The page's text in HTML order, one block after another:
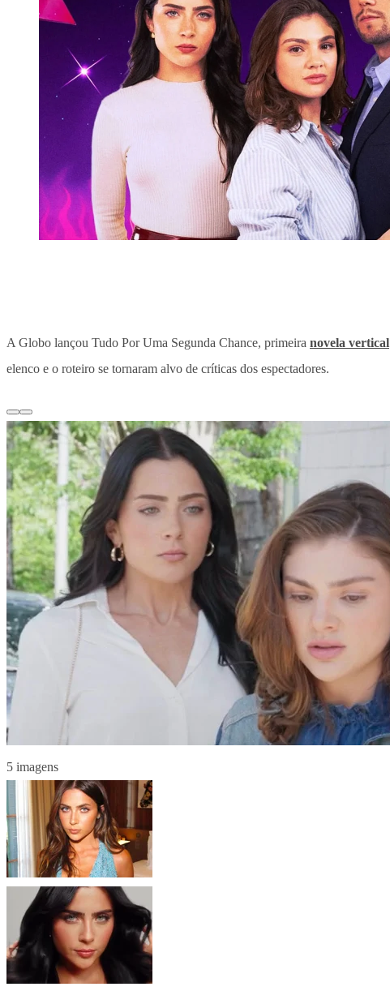
A Globo lançou Tudo Por Uma Segunda Chance, primeira novela vertical
elenco e o roteiro se tornaram alvo de críticas dos espectadores.
5 imagens